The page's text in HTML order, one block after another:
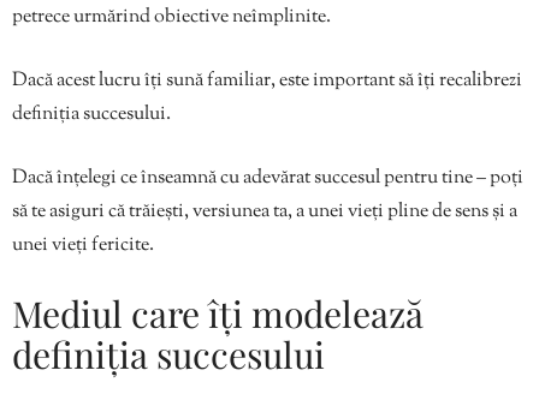
petrece urmărind obiective neîmplinite.
Dacă acest lucru îți sună familiar, este important să îți recalibrezi
definiția succesului.
Dacă înțelegi ce înseamnă cu adevărat succesul pentru tine – poți
să te asiguri că trăiești, versiunea ta, a unei vieți pline de sens și a
unei vieți fericite.
Mediul care îți modelează
definiția succesului